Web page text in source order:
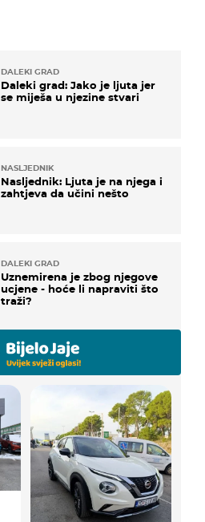
DALEKI GRAD
Daleki grad: Jako je ljuta jer
se miješa u njezine stvari
NASLJEDNIK
Nasljednik: Ljuta je na njega i
zahtjeva da učini nešto
DALEKI GRAD
Uznemirena je zbog njegove
ucjene - hoće li napraviti što
traži?